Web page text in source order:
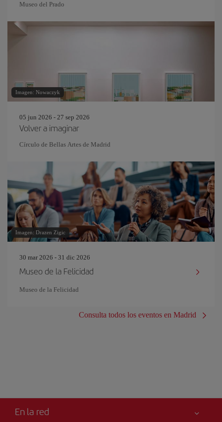
Museo del Prado
Imagen: Nowaczyk
05 jun 2026 - 27 sep 2026
Volver a imaginar
Círculo de Bellas Artes de Madrid
Imagen: Drazen Zigic
30 mar 2026 - 31 dic 2026
Museo de la Felicidad
Museo de la Felicidad
Consulta todos los eventos en Madrid
En la red